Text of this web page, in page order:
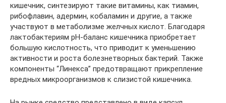
кишечник, синтезируют такие витамины, как тиамин,
рибофлавин, адермин, кобаламин и другие, а также
участвуют в метаболизме желчных кислот. Благодаря
лактобактериям pH-баланс кишечника приобретает
большую кислотность, что приводит к уменьшению
активности и роста болезнетворных бактерий. Также
компоненты “Линекса” предотвращают прикрепление
вредных микроорганизмов к слизистой кишечника.